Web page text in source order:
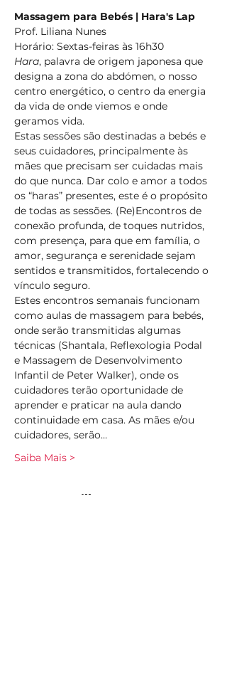
Massagem para Bebés | Hara's Lap
Prof. Liliana Nunes
Horário: Sextas-feiras às 16h30
Hara, palavra de origem japonesa que
designa a zona do abdómen, o nosso
centro energético, o centro da energia
da vida de onde viemos e onde
geramos vida.
Estas sessões são destinadas a bebés e
seus cuidadores, principalmente às
mães que precisam ser cuidadas mais
do que nunca. Dar colo e amor a todos
os “haras” presentes, este é o propósito
de todas as sessões. (Re)Encontros de
conexão profunda, de toques nutridos,
com presença, para que em família, o
amor, segurança e serenidade sejam
sentidos e transmitidos, fortalecendo o
vínculo seguro.
Estes encontros semanais funcionam
como aulas de massagem para bebés,
onde serão transmitidas algumas
técnicas (Shantala, Reflexologia Podal
e Massagem de Desenvolvimento
Infantil de Peter Walker), onde os
cuidadores terão oportunidade de
aprender e praticar na aula dando
continuidade em casa. As mães e/ou
cuidadores, serão…
Saiba Mais >
Compartilhe esse evento